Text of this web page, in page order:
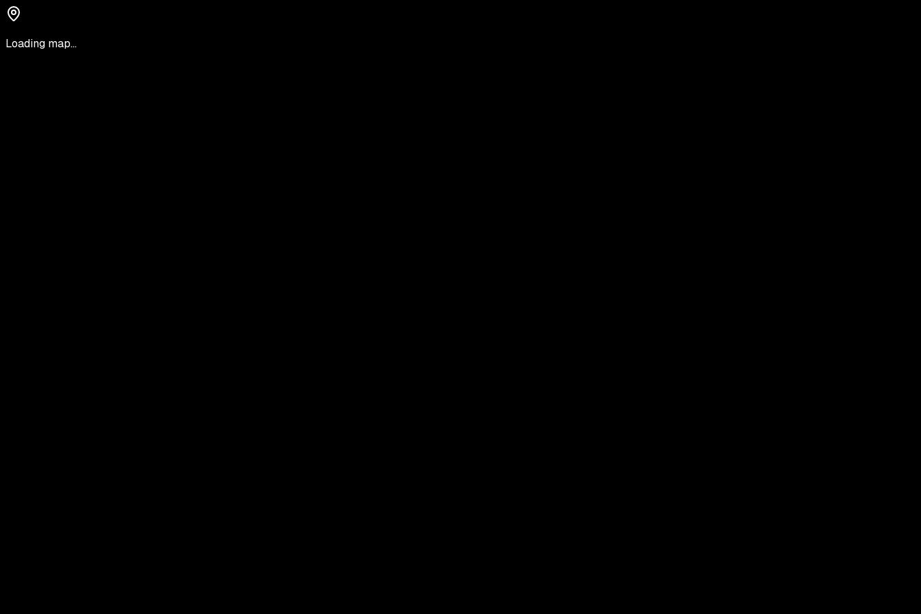
Loading map...